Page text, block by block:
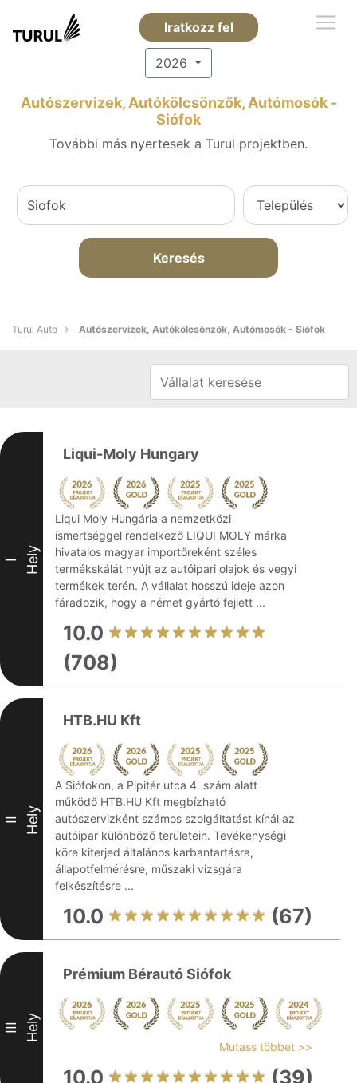
Iratkozz fel
2026
Autószervizek, Autókölcsönzők, Autómosók -
Siófok
További más nyertesek a Turul projektben.
Keresés
Turul Auto Autószervizek, Autókölcsönzők, Autómosók - Siófok
I Hely
Liqui-Moly Hungary
Liqui Moly Hungária a nemzetközi
ismertséggel rendelkező LIQUI MOLY márka
hivatalos magyar importőreként széles
termékskálát nyújt az autóipari olajok és vegyi
termékek terén. A vállalat hosszú ideje azon
fáradozik, hogy a német gyártó fejlett ...
10.0
(708)
II Hely
HTB.HU Kft
A Siófokon, a Pipitér utca 4. szám alatt
működő HTB.HU Kft megbízható
autószervizként számos szolgáltatást kínál az
autóipar különböző területein. Tevékenységi
köre kiterjed általános karbantartásra,
állapotfelmérésre, műszaki vizsgára
felkészítésre ...
10.0 (67)
III Hely
Prémium Bérautó Siófok
Mutass többet >>
10.0 (39)